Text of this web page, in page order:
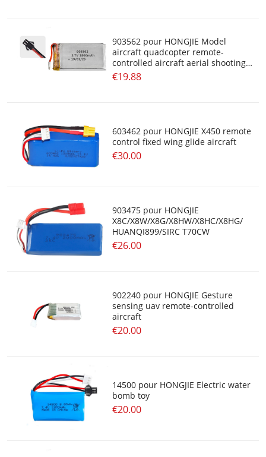
903562 pour HONGJIE Model
aircraft quadcopter remote-
controlled aircraft aerial shooting
toy helicopter
€19.88
603462 pour HONGJIE X450 remote
control fixed wing glide aircraft
€30.00
903475 pour HONGJIE
X8C/X8W/X8G/X8HW/X8HC/X8HG/
HUANQI899/SIRC T70CW
€26.00
902240 pour HONGJIE Gesture
sensing uav remote-controlled
aircraft
€20.00
14500 pour HONGJIE Electric water
bomb toy
€20.00